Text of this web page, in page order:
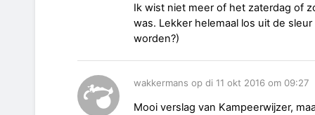
Ik wist niet meer of het zaterdag of
was. Lekker helemaal los uit de
worden?)
wakkermans op di 11 okt 2016 om 09:27
Mooi verslag van Kampeerwijzer,